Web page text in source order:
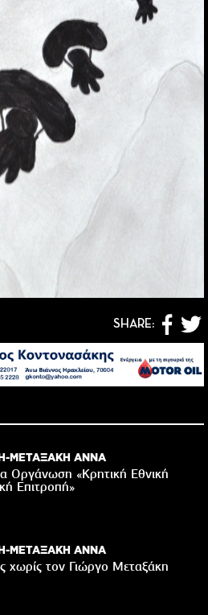
SHARE:
ΜΕΤΑΞΑΚΗ ΑΝΝΑ
Οργάνωση «Κρητική Εθνική
Eπιτροπή»
ΜΕΤΑΞΑΚΗ ΑΝΝΑ
χωρίς τον Γιώργο Μεταξάκη